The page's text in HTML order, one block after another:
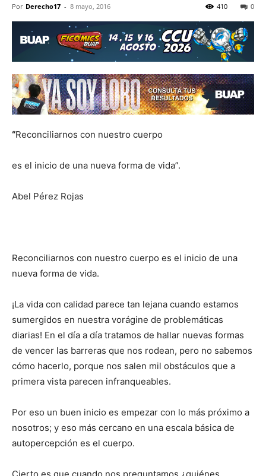
Por Derecho17 - 8 mayo, 2016 0
410
“Reconciliarnos con nuestro cuerpo
es el inicio de una nueva forma de vida”.
Abel Pérez Rojas
Reconciliarnos con nuestro cuerpo es el inicio de una
nueva forma de vida.
¡La vida con calidad parece tan lejana cuando estamos
sumergidos en nuestra vorágine de problemáticas
diarias! En el día a día tratamos de hallar nuevas formas
de vencer las barreras que nos rodean, pero no sabemos
cómo hacerlo, porque nos salen mil obstáculos que a
primera vista parecen infranqueables.
Por eso un buen inicio es empezar con lo más próximo a
nosotros; y eso más cercano en una escala básica de
autopercepción es el cuerpo.